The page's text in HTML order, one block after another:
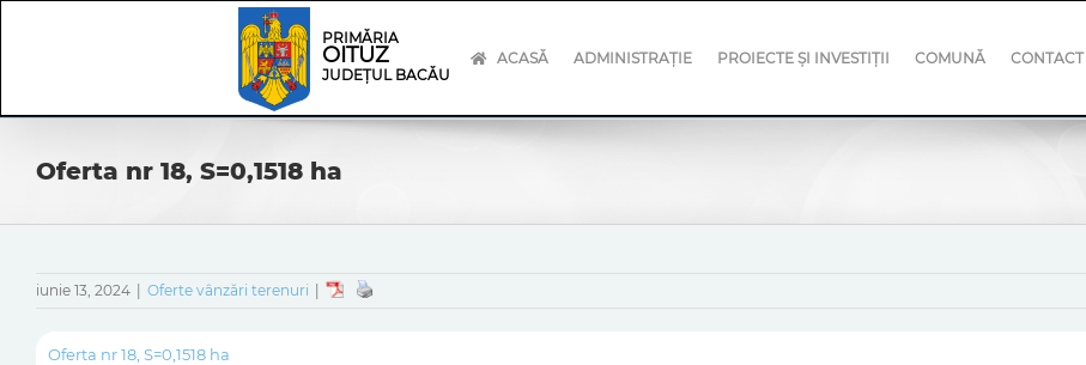
PRIMĂRIA
OITUZ
JUDEȚUL BACĂU
ACASĂ ADMINISTRAȚIE PROIECTE ȘI INVESTIȚII COMUNĂ CONTACT
Oferta nr 18, S=0,1518 ha
iunie 13, 2024 Oferte vânzări terenuri
Oferta nr 18, S=0,1518 ha